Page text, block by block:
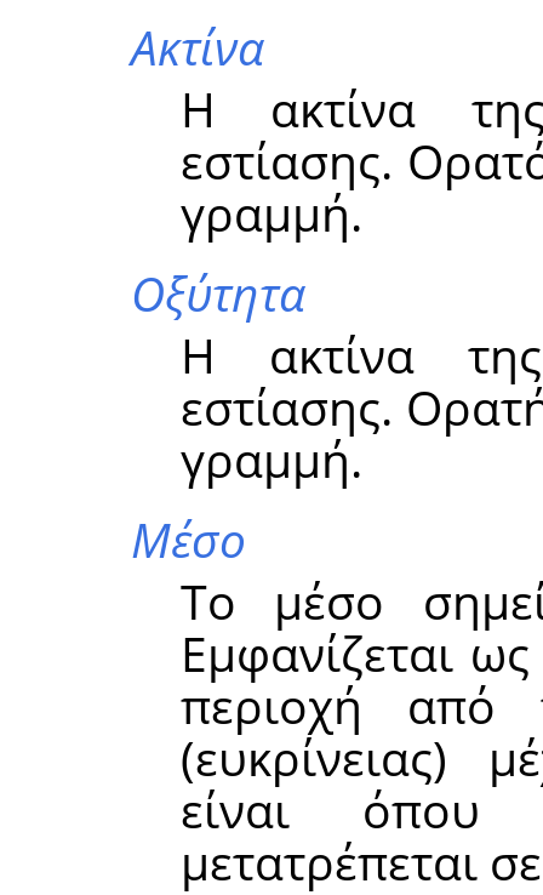
Ακτίνα
Η ακτίνα της
εστίασης.
γραμμή.
Οξύτητα
Η ακτίνα της
εστίασης.
γραμμή.
Μέσο
Το μέσο
Εμφανίζεται
περιοχή από
(ευκρίνειας)
είναι όπου
μετατρέπεται